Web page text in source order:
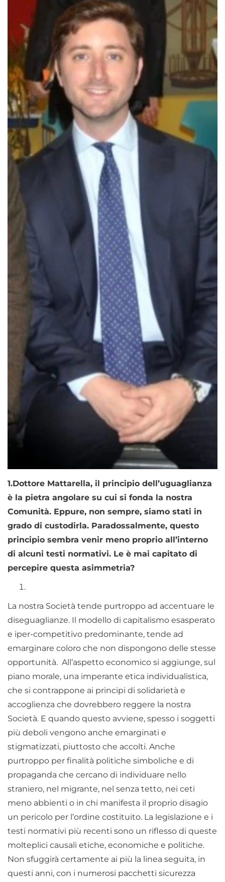
1.Dottore Mattarella, il principio dell’uguaglianza
è la pietra angolare su cui si fonda la nostra
Comunità. Eppure, non sempre, siamo stati in
grado di custodirla. Paradossalmente, questo
principio sembra venir meno proprio all’interno
di alcuni testi normativi. Le è mai capitato di
percepire questa asimmetria?
La nostra Società tende purtroppo ad accentuare le
diseguaglianze. Il modello di capitalismo esasperato
e iper-competitivo predominante, tende ad
emarginare coloro che non dispongono delle stesse
opportunità. All’aspetto economico si aggiunge, sul
piano morale, una imperante etica individualistica,
che si contrappone ai principi di solidarietà e
accoglienza che dovrebbero reggere la nostra
Società. E quando questo avviene, spesso i soggetti
più deboli vengono anche emarginati e
stigmatizzati, piuttosto che accolti. Anche
purtroppo per finalità politiche simboliche e di
propaganda che cercano di individuare nello
straniero, nel migrante, nel senza tetto, nei ceti
meno abbienti o in chi manifesta il proprio disagio
un pericolo per l’ordine costituito. La legislazione e i
testi normativi più recenti sono un riflesso di queste
molteplici causali etiche, economiche e politiche.
Non sfuggirà certamente ai più la linea seguita, in
questi anni, con i numerosi pacchetti sicurezza